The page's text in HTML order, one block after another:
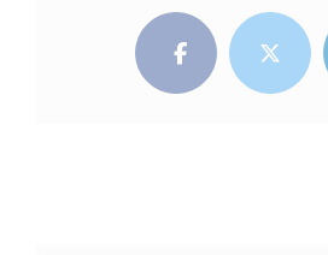
FacebookTwitter